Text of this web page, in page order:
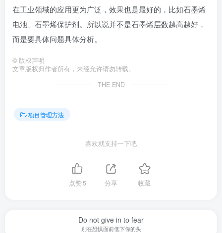
在工业领域的应用更为广泛，效果也是最好的，比如石墨烯
电池、石墨烯保护剂。所以说并不是石墨烯层数越高越好，
而是要具体问题具体分析。
© 版权声明
文章版权归作者所有，未经允许请勿转载。
THE END
项目管理方法
喜欢就支持一下吧
点赞5 分享 收藏
Do not give in to fear
别在恐惧面前低下你的头